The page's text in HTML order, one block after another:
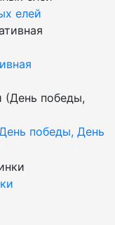
елей
победы, День